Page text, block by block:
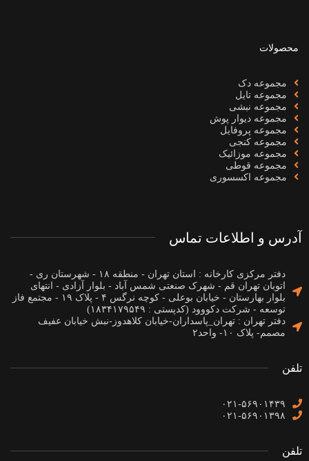
محصولات
مجموعه دک
مجموعه تایل
مجموعه نبشی
مجموعه دیوار پوش
مجموعه پروفایل
مجموعه کنجی
مجموعه موزائیک
مجموعه قوطی
مجموعه اکسسوری
آدرس و اطلاعات تماس
دفتر مرکزی کارخانه : استان تهران - منطقه ۱۸ - شهرستان ری -
اتوبان تهران قم - شهرک صنعتی شمس آباد - بلوار آزادی - انتهای
بلوار بهارستان - خیابان بوعلی - کوچه نرگس ۴ - پلاک ۱۹ - مجتمع فاز
توسعه - شرکت دکووود (کدپستی : ۱۸۳۴۱۷۹۵۴۹)
دفتر تهران : تهران_پاسداران-خیابان کلاهدوز-نبش خیابان عفیف
مصمم- پلاک ۱۰- واحد۲
تلفن
۰۲۱-۵۶۹۰۱۴۳۹
۰۲۱-۵۶۹۰۱۳۹۸
تلفن